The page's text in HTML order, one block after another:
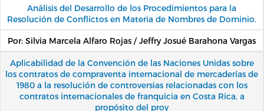
Análisis del Desarrollo de los Procedimientos para la
Resolución de Conflictos en Materia de Nombres de Dominio.
Por: Silvia Marcela Alfaro Rojas / Jeffry Josué Barahona Vargas
Aplicabilidad de la Convención de las Naciones Unidas sobre
los contratos de compraventa internacional de mercaderías de
1980 a la resolución de controversias relacionadas con los
contratos internacionales de franquicia en Costa Rica, a
propósito del proy